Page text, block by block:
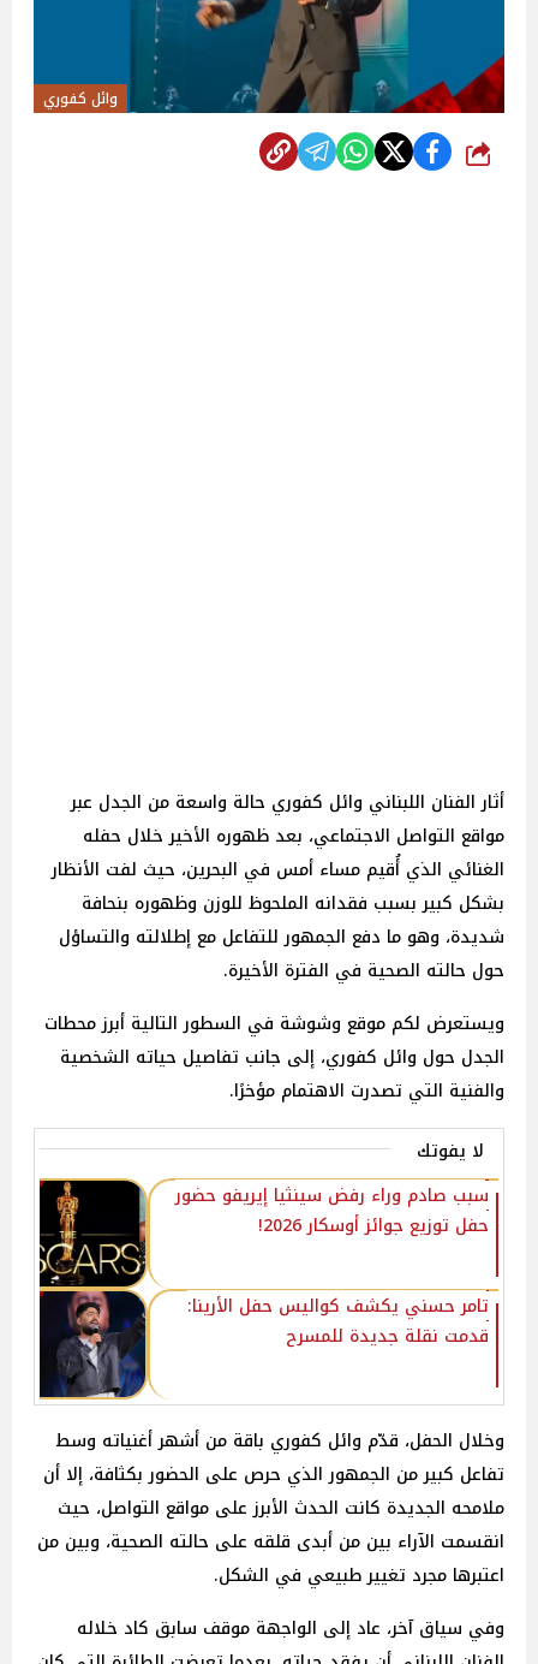
وائل كفوري
شارك
أثار الفنان اللبناني وائل كفوري حالة واسعة من الجدل عبر
مواقع التواصل الاجتماعي، بعد ظهوره الأخير خلال حفله
الغنائي الذي أُقيم مساء أمس في البحرين، حيث لفت الأنظار
بشكل كبير بسبب فقدانه الملحوظ للوزن وظهوره بنحافة
شديدة، وهو ما دفع الجمهور للتفاعل مع إطلالته والتساؤل
حول حالته الصحية في الفترة الأخيرة.
ويستعرض لكم موقع وشوشة في السطور التالية أبرز محطات
الجدل حول وائل كفوري، إلى جانب تفاصيل حياته الشخصية
والفنية التي تصدرت الاهتمام مؤخرًا.
لا يفوتك
سبب صادم وراء رفض سينثيا إيريفو حضور
حفل توزيع جوائز أوسكار 2026!
تامر حسني يكشف كواليس حفل الأرينا:
قدمت نقلة جديدة للمسرح
وخلال الحفل، قدّم وائل كفوري باقة من أشهر أغنياته وسط
تفاعل كبير من الجمهور الذي حرص على الحضور بكثافة، إلا أن
ملامحه الجديدة كانت الحدث الأبرز على مواقع التواصل، حيث
انقسمت الآراء بين من أبدى قلقه على حالته الصحية، وبين من
اعتبرها مجرد تغيير طبيعي في الشكل.
وفي سياق آخر، عاد إلى الواجهة موقف سابق كاد خلاله